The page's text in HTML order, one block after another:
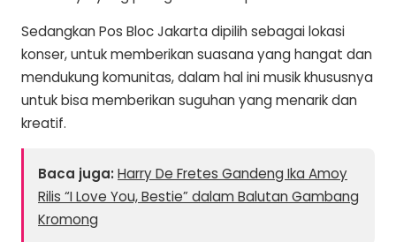
Sedangkan Pos Bloc Jakarta dipilih sebagai lokasi
konser, untuk memberikan suasana yang hangat dan
mendukung komunitas, dalam hal ini musik khususnya
untuk bisa memberikan suguhan yang menarik dan
kreatif.
Baca juga:Harry De Fretes Gandeng Ika Amoy
Rilis “I Love You, Bestie” dalam Balutan Gambang
Kromong